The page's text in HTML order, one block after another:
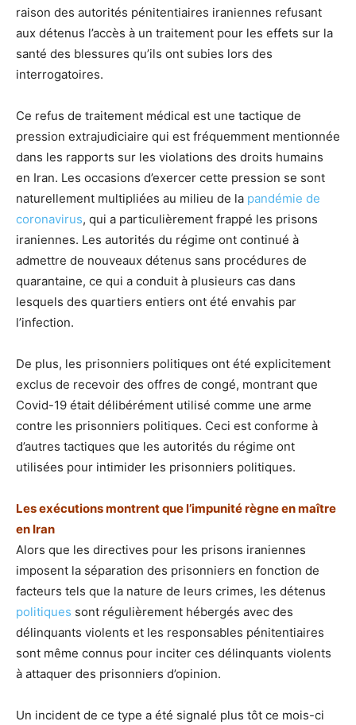
raison des autorités pénitentiaires iraniennes refusant
aux détenus l’accès à un traitement pour les effets sur la
santé des blessures qu’ils ont subies lors des
interrogatoires.
Ce refus de traitement médical est une tactique de
pression extrajudiciaire qui est fréquemment mentionnée
dans les rapports sur les violations des droits humains
en Iran. Les occasions d’exercer cette pression se sont
naturellement multipliées au milieu de la pandémie de
coronavirus, qui a particulièrement frappé les prisons
iraniennes. Les autorités du régime ont continué à
admettre de nouveaux détenus sans procédures de
quarantaine, ce qui a conduit à plusieurs cas dans
lesquels des quartiers entiers ont été envahis par
l’infection.
De plus, les prisonniers politiques ont été explicitement
exclus de recevoir des offres de congé, montrant que
Covid-19 était délibérément utilisé comme une arme
contre les prisonniers politiques. Ceci est conforme à
d’autres tactiques que les autorités du régime ont
utilisées pour intimider les prisonniers politiques.
Les exécutions montrent que l’impunité règne en maître
en Iran
Alors que les directives pour les prisons iraniennes
imposent la séparation des prisonniers en fonction de
facteurs tels que la nature de leurs crimes, les détenus
politiques sont régulièrement hébergés avec des
délinquants violents et les responsables pénitentiaires
sont même connus pour inciter ces délinquants violents
à attaquer des prisonniers d’opinion.
Un incident de ce type a été signalé plus tôt ce mois-ci